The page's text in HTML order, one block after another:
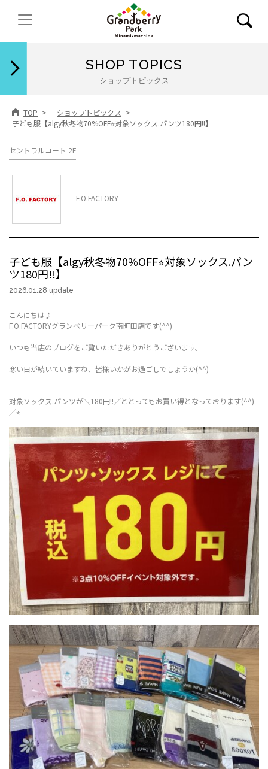
SHOP TOPICS
ショップトピックス
TOP
ショップトピックス
子ども服【algy秋冬物70%OFF⭐︎対象ソックス.パンツ180円!!】
セントラルコート 2F
F.O.FACTORY
子ども服【algy秋冬物70%OFF⭐︎対象ソックス.パン
ツ180円!!】
2026.01.28 update
こんにちは♪
F.O.FACTORYグランベリーパーク南町田店です(^^)
いつも当店のブログをご覧いただきありがとうございます。
寒い日が続いていますね、皆様いかがお過ごしでしょうか(^^)
対象ソックス.パンツが＼180円!!／ととってもお買い得となっております(^^)
／⭐︎
閉じる